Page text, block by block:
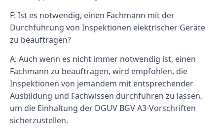
F: Ist es notwendig, einen Fachmann mit der
Durchführung von Inspektionen elektrischer Geräte
zu beauftragen?
A: Auch wenn es nicht immer notwendig ist, einen
Fachmann zu beauftragen, wird empfohlen, die
Inspektionen von jemandem mit entsprechender
Ausbildung und Fachwissen durchführen zu lassen,
um die Einhaltung der DGUV BGV A3-Vorschriften
sicherzustellen.